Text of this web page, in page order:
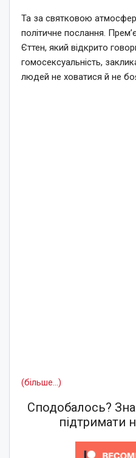
Та за святковою
політичне послання.
Єттен, який відкрито
гомосексуальність,
людей не ховатися й не
(більше…)
Сподобалось?
підтримати